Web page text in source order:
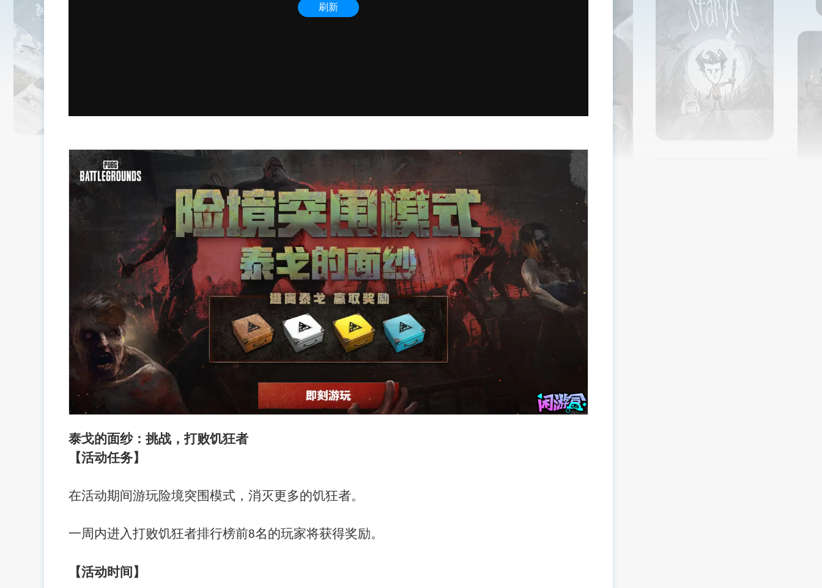
泰戈的面纱：挑战，打败饥狂者
【活动任务】
在活动期间游玩险境突围模式，消灭更多的饥狂者。
一周内进入打败饥狂者排行榜前8名的玩家将获得奖励。
【活动时间】